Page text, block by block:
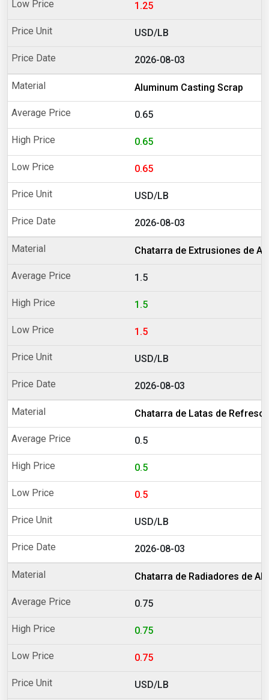
1.25
USD/LB
2026-08-03
Aluminum Casting Scrap
0.65
0.65
0.65
USD/LB
2026-08-03
Chatarra de Extrusiones de
1.5
1.5
1.5
USD/LB
2026-08-03
Chatarra de Latas de
0.5
0.5
0.5
USD/LB
2026-08-03
Chatarra de Radiadores de
0.75
0.75
0.75
USD/LB